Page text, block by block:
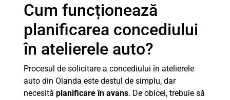
Cum funcționează
planificarea concediului
în atelierele auto?
Procesul de solicitare a concediului în atelierele
auto din Olanda este destul de simplu, dar
necesită planificare în avans. De obicei, trebuie să